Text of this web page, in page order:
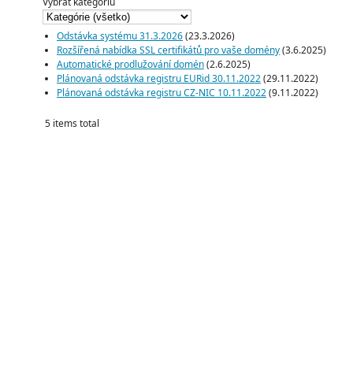
Odstávka systému 31.3.2026(23.3.2026)
Rozšířená nabídka SSL certifikátů pro vaše domény(3.6.2025)
Automatické prodlužování domén(2.6.2025)
Plánovaná odstávka registru EURid 30.11.2022(29.11.2022)
Plánovaná odstávka registru CZ-NIC 10.11.2022(9.11.2022)
5 items total